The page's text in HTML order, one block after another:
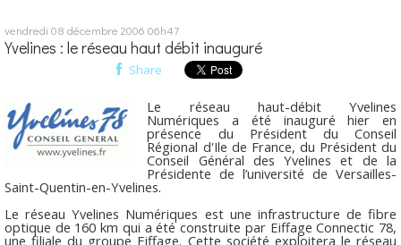
vendredi 08 décembre 2006 06h47
Yvelines : le réseau haut débit inauguré
Share
Le réseau haut-débit Yvelines
Numériques a été inauguré hier en
présence du Président du Conseil
Régional d'Ile de France, du Président du
Conseil Général des Yvelines et de la
Présidente de l’université de Versailles-
Saint-Quentin-en-Yvelines.
Le réseau Yvelines Numériques est une infrastructure de fibre
optique de 160 km qui a été construite par Eiffage Connectic 78,
une filiale du groupe Eiffage. Cette société exploitera le réseau